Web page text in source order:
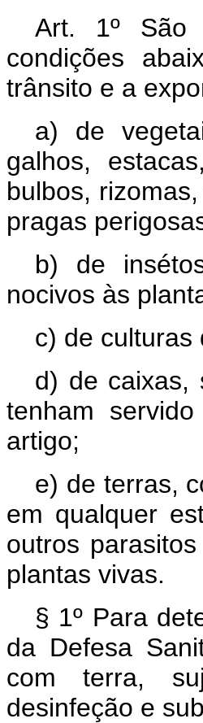
Art. 1º São
condições
trânsito e a
a) de
galhos,
bulbos,
pragas
b) de
nocivos às
c) de culturas
d) de caixas,
tenham
artigo;
e) de terras,
em qualquer
outros
plantas vivas.
§ 1º Para
da Defesa
com terra,
desinfeção e